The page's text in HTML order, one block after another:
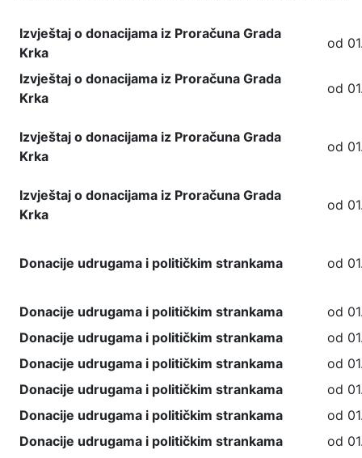
Izvještaj o donacijama iz Proračuna Grada
Krka
od
Izvještaj o donacijama iz Proračuna Grada
Krka
od
Izvještaj o donacijama iz Proračuna Grada
Krka
od
Izvještaj o donacijama iz Proračuna Grada
Krka
od
Donacije udrugama i političkim strankama od
Donacije udrugama i političkim strankama
od
Donacije udrugama i političkim strankama
od
Donacije udrugama i političkim strankama
od
Donacije udrugama i političkim strankama
od
Donacije udrugama i političkim strankama
od
Donacije udrugama i političkim strankama
od